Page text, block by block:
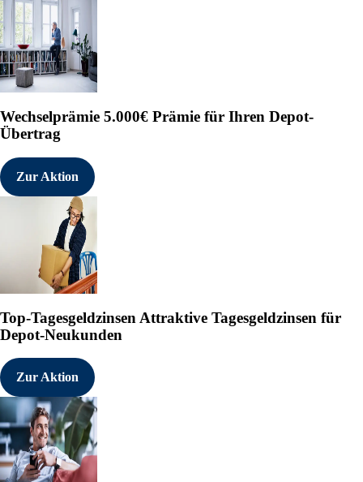
Wechselprämie 5.000€ Prämie für Ihren Depot-
Übertrag
Zur Aktion
Top-Tagesgeldzinsen Attraktive Tagesgeldzinsen für
Depot-Neukunden
Zur Aktion